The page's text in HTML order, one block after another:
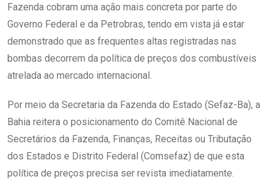
Fazenda cobram uma ação mais concreta por parte do
Governo Federal e da Petrobras, tendo em vista já estar
demonstrado que as frequentes altas registradas nas
bombas decorrem da política de preços dos combustíveis
atrelada ao mercado internacional.
Por meio da Secretaria da Fazenda do Estado (Sefaz-Ba), a
Bahia reitera o posicionamento do Comitê Nacional de
Secretários da Fazenda, Finanças, Receitas ou Tributação
dos Estados e Distrito Federal (Comsefaz) de que esta
política de preços precisa ser revista imediatamente.